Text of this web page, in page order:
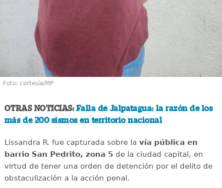
Foto: cortesía/MP
OTRAS NOTICIAS:Falla de Jalpatagua: la razón de los
más de 200 sismos en territorio nacional
Lissandra R. fue capturada sobre la vía pública en
barrio San Pedrito, zona 5de la ciudad capital, en
virtud de tener una orden de detención por el delito de
obstaculización a la acción penal.